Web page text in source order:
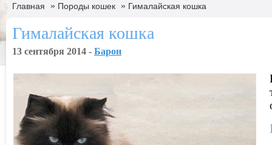
Главная » Породы кошек » Гималайская кошка
Гималайская кошка
13 сентября 2014 - Барон